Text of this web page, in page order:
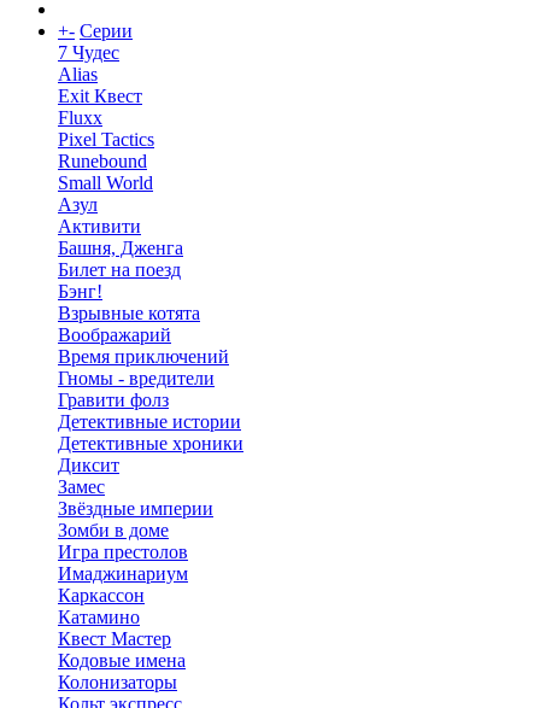
+- Серии
7 Чудес
Alias
Exit Квест
Fluxx
Pixel Tactics
Runebound
Small World
Азул
Активити
Башня, Дженга
Билет на поезд
Бэнг!
Взрывные котята
Воображарий
Время приключений
Гномы - вредители
Гравити фолз
Детективные истории
Детективные хроники
Диксит
Замес
Звёздные империи
Зомби в доме
Игра престолов
Имаджинариум
Каркассон
Катамино
Квест Мастер
Кодовые имена
Колонизаторы